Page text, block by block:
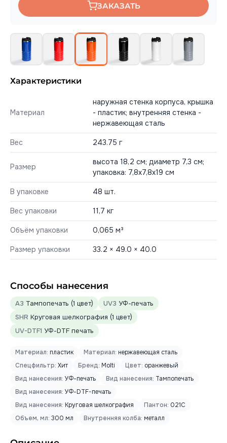
ЗАКАЗАТЬ
Характеристики
Материал
наружная стенка корпуса, крышка
- пластик; внутренняя стенка -
нержавеющая сталь
Вес 243.75 г
Размер
высота 18,2 см; диаметр 7,3 см;
упаковка: 7,8x7,8x19 см
В упаковке 48 шт.
Вес упаковки 11,7 кг
Объём упаковки 0,065 м³
Размер упаковки 33.2 × 49.0 × 40.0
Способы нанесения
A3 Тампопечать (1 цвет) UV3 УФ-печать
SHR Круговая шелкография (1 цвет)
UV-DTF1 УФ-DTF печать
Материал: пластик Материал: нержавеющая сталь
Спецфильтр: Хит Бренд: Molti Цвет: оранжевый
Вид нанесения: УФ-печать Вид нанесения: Тампопечать
Вид нанесения: УФ-DTF-печать
Вид нанесения: Круговая шелкография Пантон: 021C
Объем, мл: 300 мл Внутренняя колба: металл